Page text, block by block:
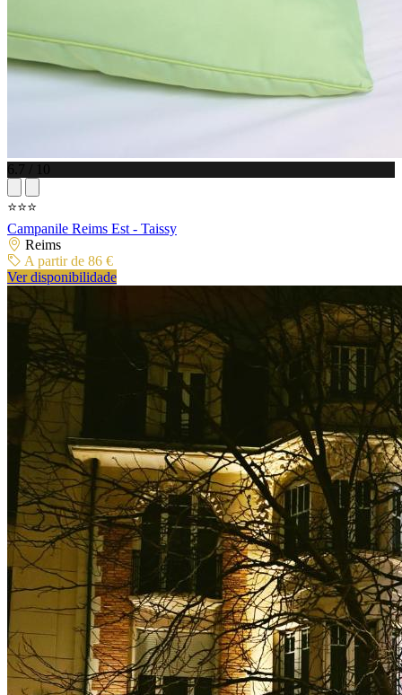
6.7 / 10
⭐⭐⭐
Campanile Reims Est - Taissy
Reims
A partir de 86 €
Ver disponibilidade